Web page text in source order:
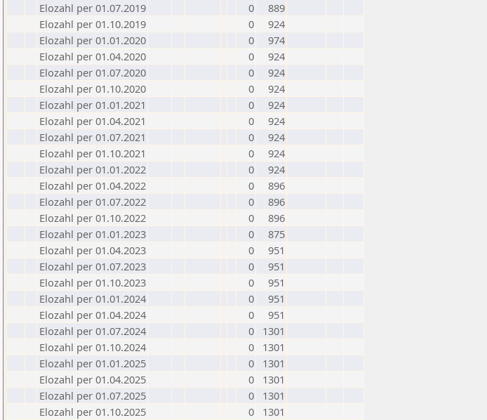
Elozahl per 01.07.2019
0
889
Elozahl per 01.10.2019
0
924
Elozahl per 01.01.2020
0
974
Elozahl per 01.04.2020
0
924
Elozahl per 01.07.2020
0
924
Elozahl per 01.10.2020
0
924
Elozahl per 01.01.2021
0
924
Elozahl per 01.04.2021
0
924
Elozahl per 01.07.2021
0
924
Elozahl per 01.10.2021
0
924
Elozahl per 01.01.2022
0
924
Elozahl per 01.04.2022
0
896
Elozahl per 01.07.2022
0
896
Elozahl per 01.10.2022
0
896
Elozahl per 01.01.2023
0
875
Elozahl per 01.04.2023
0
951
Elozahl per 01.07.2023
0
951
Elozahl per 01.10.2023
0
951
Elozahl per 01.01.2024
0
951
Elozahl per 01.04.2024
0
951
Elozahl per 01.07.2024
0
1301
Elozahl per 01.10.2024
0
1301
Elozahl per 01.01.2025
0
1301
Elozahl per 01.04.2025
0
1301
Elozahl per 01.07.2025
0
1301
Elozahl per 01.10.2025
0 1301